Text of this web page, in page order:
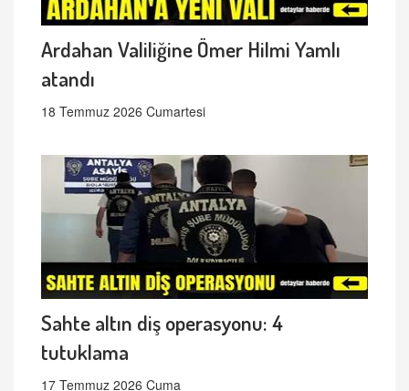
Ardahan Valiliğine Ömer Hilmi Yamlı
atandı
18 Temmuz 2026 Cumartesi
Sahte altın diş operasyonu: 4
tutuklama
17 Temmuz 2026 Cuma